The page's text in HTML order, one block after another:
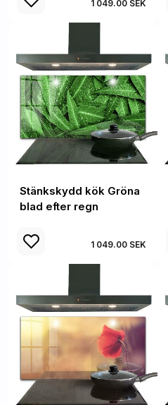
1 049.00 SEK
Stänkskydd kök Gröna
blad efter regn
1 049.00 SEK